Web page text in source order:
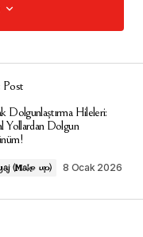
Dolgunlaştırma Hileleri:
Yollardan Dolgun
(Make up) 8 Ocak 2026